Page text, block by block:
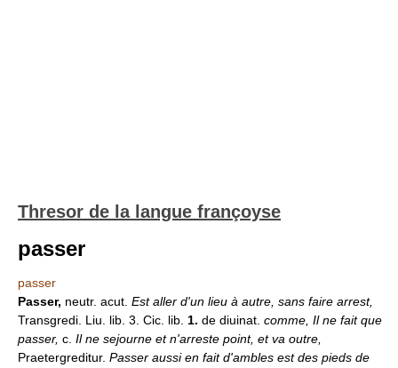
Thresor de la langue françoyse
passer
passer
Passer, neutr. acut. Est aller d'un lieu à autre, sans faire arrest,
Transgredi. Liu. lib. 3. Cic. lib. 1. de diuinat. comme, Il ne fait que
passer, c. Il ne sejourne et n'arreste point, et va outre,
Praetergreditur. Passer aussi en fait d'ambles est des pieds de